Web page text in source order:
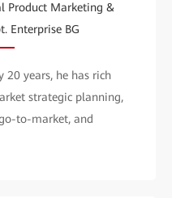
Product Marketing &
Enterprise BG
years, he has rich
strategic planning,
to-market, and